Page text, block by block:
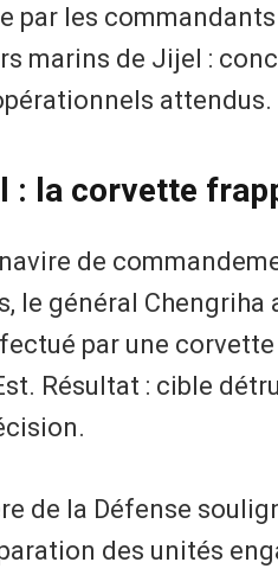
par les
marins de Jijel :
attendus.
: la corvette
de
le général
par une
Résultat : cible
de la Défense
des unités